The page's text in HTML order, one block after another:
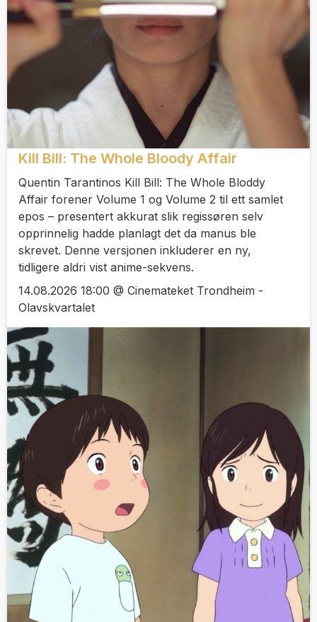
Kill Bill: The Whole Bloody Affair
Quentin Tarantinos Kill Bill: The Whole Bloddy
Affair forener Volume 1 og Volume 2 til ett samlet
epos – presentert akkurat slik regissøren selv
opprinnelig hadde planlagt det da manus ble
skrevet. Denne versjonen inkluderer en ny,
tidligere aldri vist anime-sekvens.
14.08.2026 18:00 @ Cinemateket Trondheim -
Olavskvartalet